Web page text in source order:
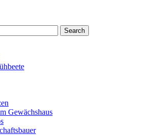
Search
Gewächshaus